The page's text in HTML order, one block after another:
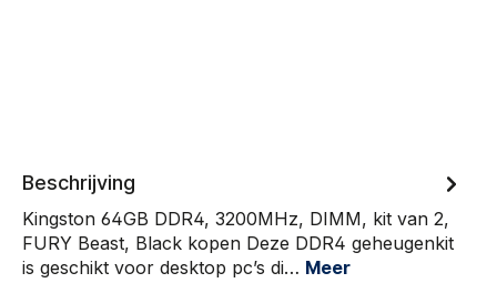
Beschrijving
Kingston 64GB DDR4, 3200MHz, DIMM, kit van 2,
FURY Beast, Black kopen Deze DDR4 geheugenkit
is geschikt voor desktop pc’s di… Meer